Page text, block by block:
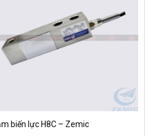
biến lực H8C – Zemic